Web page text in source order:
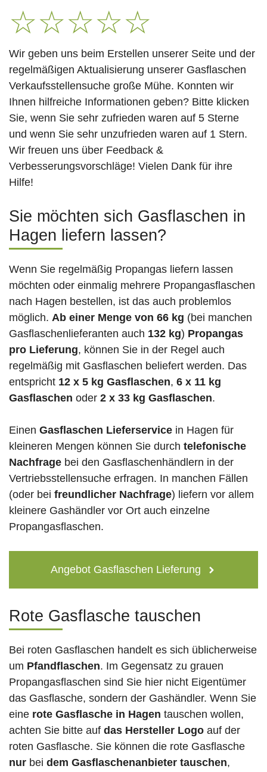
☆☆☆☆☆
Wir geben uns beim Erstellen unserer Seite und der
regelmäßigen Aktualisierung unserer Gasflaschen
Verkaufsstellensuche große Mühe. Konnten wir
Ihnen hilfreiche Informationen geben? Bitte klicken
Sie, wenn Sie sehr zufrieden waren auf 5 Sterne
und wenn Sie sehr unzufrieden waren auf 1 Stern.
Wir freuen uns über Feedback &
Verbesserungsvorschläge! Vielen Dank für ihre
Hilfe!
Sie möchten sich Gasflaschen in
Hagen liefern lassen?
Wenn Sie regelmäßig Propangas liefern lassen
möchten oder einmalig mehrere Propangasflaschen
nach Hagen bestellen, ist das auch problemlos
möglich. Ab einer Menge von 66 kg (bei manchen
Gasflaschenlieferanten auch 132 kg) Propangas
pro Lieferung, können Sie in der Regel auch
regelmäßig mit Gasflaschen beliefert werden. Das
entspricht 12 x 5 kg Gasflaschen, 6 x 11 kg
Gasflaschen oder 2 x 33 kg Gasflaschen.
Einen Gasflaschen Lieferservice in Hagen für
kleineren Mengen können Sie durch telefonische
Nachfrage bei den Gasflaschenhändlern in der
Vertriebsstellensuche erfragen. In manchen Fällen
(oder bei freundlicher Nachfrage) liefern vor allem
kleinere Gashändler vor Ort auch einzelne
Propangasflaschen.
Angebot Gasflaschen Lieferung
Rote Gasflasche tauschen
Bei roten Gasflaschen handelt es sich üblicherweise
um Pfandflaschen. Im Gegensatz zu grauen
Propangasflaschen sind Sie hier nicht Eigentümer
das Gasflasche, sondern der Gashändler. Wenn Sie
eine rote Gasflasche in Hagen tauschen wollen,
achten Sie bitte auf das Hersteller Logo auf der
roten Gasflasche. Sie können die rote Gasflasche
nur bei dem Gasflaschenanbieter tauschen,